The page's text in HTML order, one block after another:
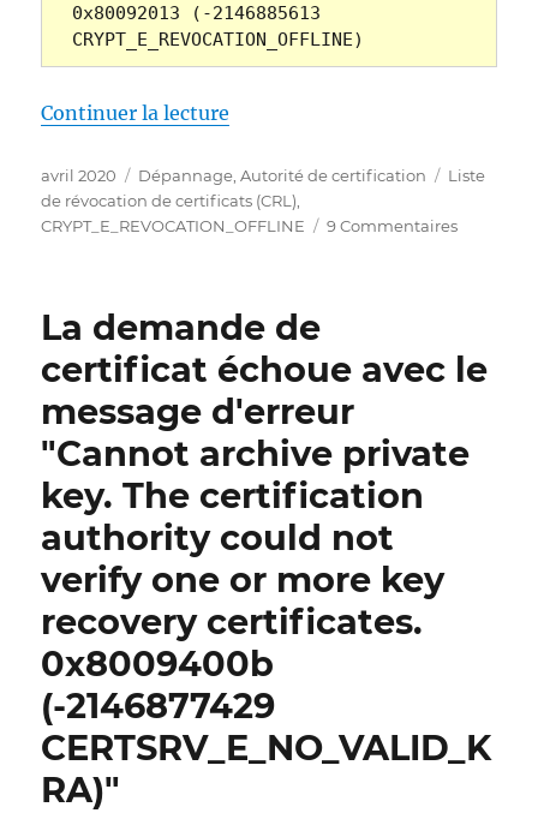
0x80092013 (-2146885613
CRYPT_E_REVOCATION_OFFLINE)
Continuer la lecture
Publié
le
avril 2020 Catégories
Dépannage ,Autorité de certification Étiquettes
Liste
de révocation de certificats (CRL)
CRYPT_E_REVOCATION_OFFLINE
9 Commentairessur
und
server
La demande de
certificat échoue avec le
message d'erreur
"Cannot archive private
key. The certification
authority could not
verify one or more key
recovery certificates.
0x8009400b
(-2146877429
CERTSRV_E_NO_VALID_K
RA)"